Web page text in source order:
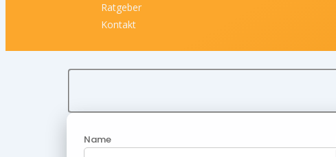
Ratgeber
Kontakt
Name